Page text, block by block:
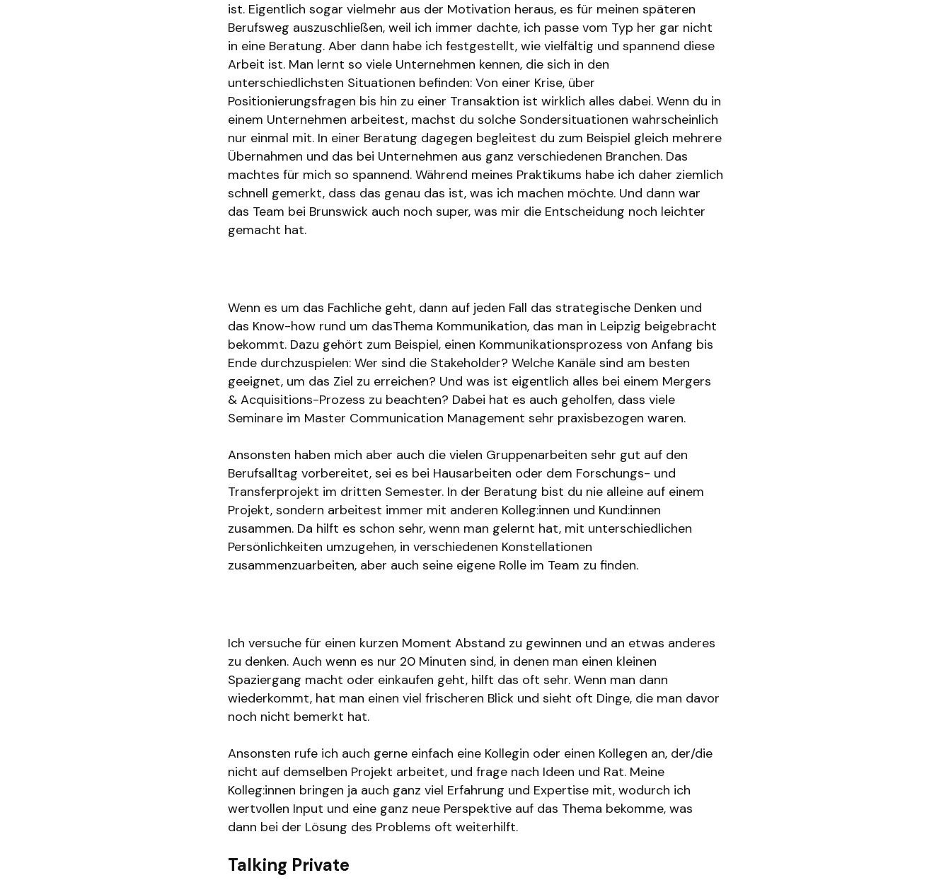
ist. Eigentlich sogar vielmehr aus der Motivation heraus, es für meinen späteren
Berufsweg auszuschließen, weil ich immer dachte, ich passe vom Typ her gar nicht
in eine Beratung. Aber dann habe ich festgestellt, wie vielfältig und spannend diese
Arbeit ist. Man lernt so viele Unternehmen kennen, die sich in den
unterschiedlichsten Situationen befinden: Von einer Krise, über
Positionierungsfragen bis hin zu einer Transaktion ist wirklich alles dabei. Wenn du in
einem Unternehmen arbeitest, machst du solche Sondersituationen wahrscheinlich
nur einmal mit. In einer Beratung dagegen begleitest du zum Beispiel gleich mehrere
Übernahmen und das bei Unternehmen aus ganz verschiedenen Branchen. Das
machtes für mich so spannend. Während meines Praktikums habe ich daher ziemlich
schnell gemerkt, dass das genau das ist, was ich machen möchte. Und dann war
das Team bei Brunswick auch noch super, was mir die Entscheidung noch leichter
gemacht hat.
Wenn es um das Fachliche geht, dann auf jeden Fall das strategische Denken und
das Know-how rund um dasThema Kommunikation, das man in Leipzig beigebracht
bekommt. Dazu gehört zum Beispiel, einen Kommunikationsprozess von Anfang bis
Ende durchzuspielen: Wer sind die Stakeholder? Welche Kanäle sind am besten
geeignet, um das Ziel zu erreichen? Und was ist eigentlich alles bei einem Mergers
& Acquisitions-Prozess zu beachten? Dabei hat es auch geholfen, dass viele
Seminare im Master Communication Management sehr praxisbezogen waren.
Ansonsten haben mich aber auch die vielen Gruppenarbeiten sehr gut auf den
Berufsalltag vorbereitet, sei es bei Hausarbeiten oder dem Forschungs- und
Transferprojekt im dritten Semester. In der Beratung bist du nie alleine auf einem
Projekt, sondern arbeitest immer mit anderen Kolleg:innen und Kund:innen
zusammen. Da hilft es schon sehr, wenn man gelernt hat, mit unterschiedlichen
Persönlichkeiten umzugehen, in verschiedenen Konstellationen
zusammenzuarbeiten, aber auch seine eigene Rolle im Team zu finden.
Ich versuche für einen kurzen Moment Abstand zu gewinnen und an etwas anderes
zu denken. Auch wenn es nur 20 Minuten sind, in denen man einen kleinen
Spaziergang macht oder einkaufen geht, hilft das oft sehr. Wenn man dann
wiederkommt, hat man einen viel frischeren Blick und sieht oft Dinge, die man davor
noch nicht bemerkt hat.
Ansonsten rufe ich auch gerne einfach eine Kollegin oder einen Kollegen an, der/die
nicht auf demselben Projekt arbeitet, und frage nach Ideen und Rat. Meine
Kolleg:innen bringen ja auch ganz viel Erfahrung und Expertise mit, wodurch ich
wertvollen Input und eine ganz neue Perspektive auf das Thema bekomme, was
dann bei der Lösung des Problems oft weiterhilft.
Talking Private